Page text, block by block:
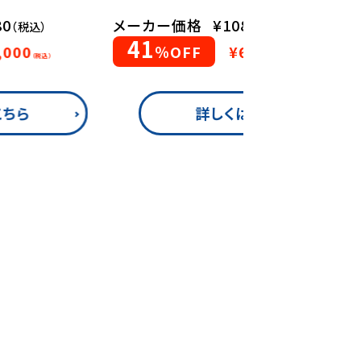
（税込）
（税込）
ら
メーカー価格 ¥108,900
41％OFF ¥64,000
詳しくはこちら